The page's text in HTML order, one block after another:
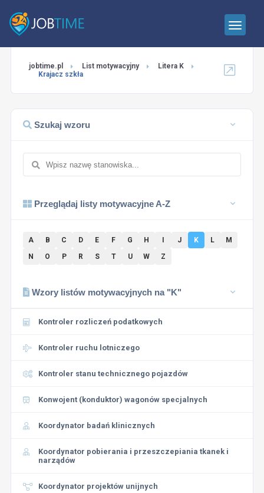
jobtime.pl List motywacyjny
Litera K
Krajacz szkła
Szukaj wzoru
Przeglądaj listy motywacyjne A-Z
A B C D E F G H J K L
M
N
O P R S T U W Z
Wzory listów motywacyjnych na "K"
Kontroler rozliczeń podatkowych
Kontroler ruchu lotniczego
Kontroler stanu technicznego pojazdów
Konwojent (konduktor) wagonów specjalnych
Koordynator badań klinicznych
Koordynator pobierania i przeszczepiania tkanek i
narządów
Koordynator projektów unijnych